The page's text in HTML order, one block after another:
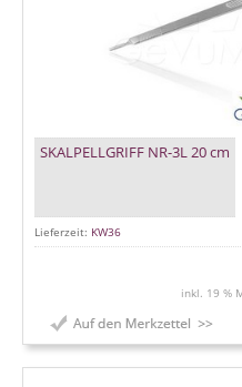
SKALPELLGRIFF NR-3L 20 cm
Lieferzeit: KW36
inkl. 19 %